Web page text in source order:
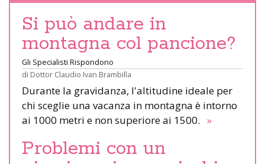
Si può andare in
montagna col pancione?
Gli Specialisti Rispondono
di Dottor Claudio Ivan Brambilla
Durante la gravidanza, l'altitudine ideale per
chi sceglie una vacanza in montagna è intorno
ai 1000 metri e non superiore ai 1500. »
Problemi con un